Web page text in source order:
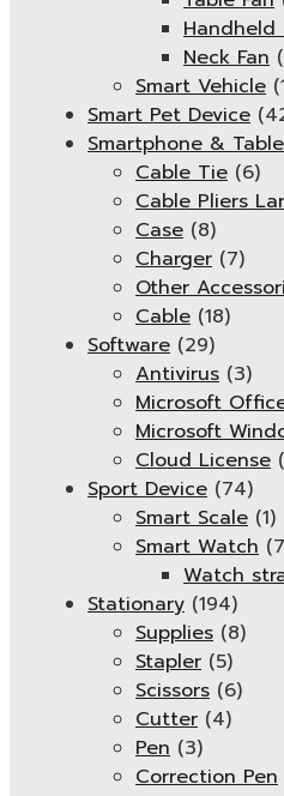
Handheld
Neck Fan
Smart Vehicle
Smart Pet Device
Smartphone &
Cable Tie (6)
Cable Pliers
Case (8)
Charger (7)
Other
Cable (18)
Software (29)
Antivirus (3)
Microsoft
Microsoft
Cloud License
Sport Device (74)
Smart Scale (1)
Smart Watch
Watch
Stationary (194)
Supplies (8)
Stapler (5)
Scissors (6)
Cutter (4)
Pen (3)
Correction Pen